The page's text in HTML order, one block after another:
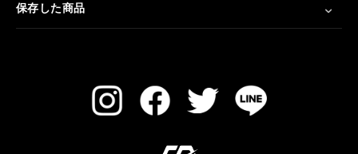
保存した商品